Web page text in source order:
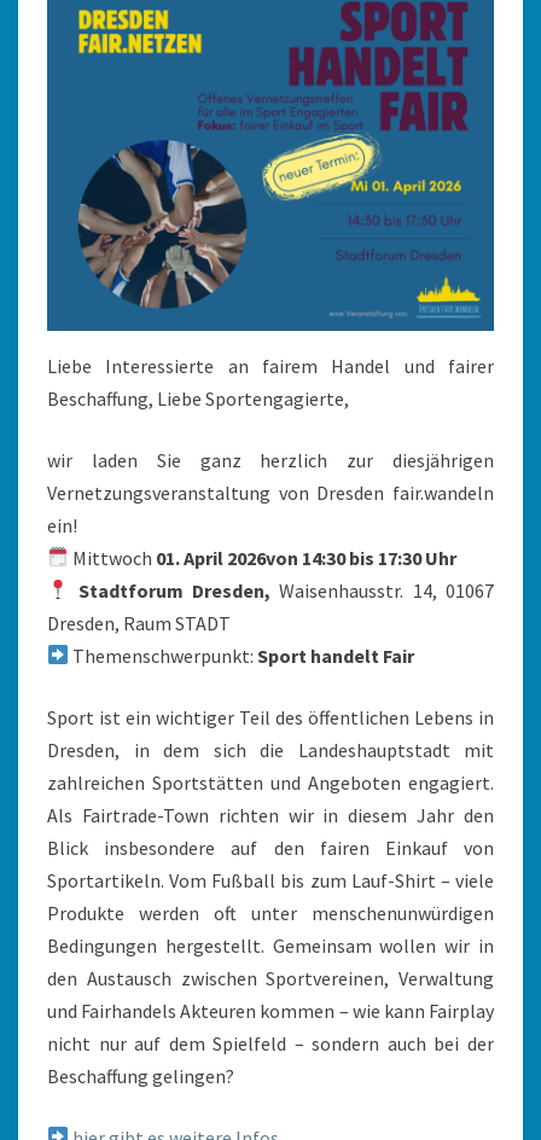
Liebe Interessierte an fairem Handel und fairer
Beschaffung, Liebe Sportengagierte,
wir laden Sie ganz herzlich zur diesjährigen
Vernetzungsveranstaltung von Dresden fair.wandeln
ein!
Mittwoch 01. April 2026von 14:30 bis 17:30 Uhr
Stadtforum Dresden, Waisenhausstr. 14, 01067
Dresden, Raum STADT
Themenschwerpunkt:Sport handelt Fair
Sport ist ein wichtiger Teil des öffentlichen Lebens in
Dresden, in dem sich die Landeshauptstadt mit
zahlreichen Sportstätten und Angeboten engagiert.
Als Fairtrade-Town richten wir in diesem Jahr den
Blick insbesondere auf den fairen Einkauf von
Sportartikeln. Vom Fußball bis zum Lauf-Shirt – viele
Produkte werden oft unter menschenunwürdigen
Bedingungen hergestellt. Gemeinsam wollen wir in
den Austausch zwischen Sportvereinen, Verwaltung
und Fairhandels Akteuren kommen – wie kann Fairplay
nicht nur auf dem Spielfeld – sondern auch bei der
Beschaffung gelingen?